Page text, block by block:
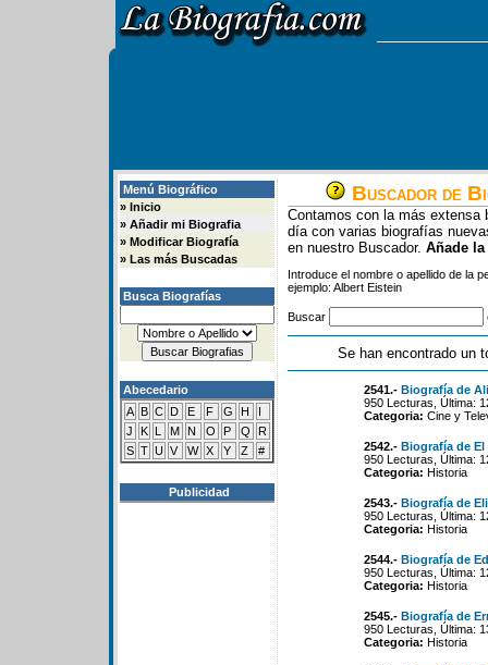
Menú Biográfico
» Inicio
» Añadir mi Biografia
» Modificar Biografía
» Las más Buscadas
Busca Biografías
Abecedario
A B C D E F G H
I
J
K L M N O P Q
R
S T U V W X Y Z #
Publicidad
Buscador de
Contamos con la más extensa
día con varias biografías
en nuestro Buscador. Añade
Introduce el nombre o apellido de la
ejemplo: Albert Eistein
Buscar
Se han encontrado un
2541.- Biografía de
950 Lecturas, Última:
Categoria: Cine y
2542.- Biografía de
950 Lecturas, Última:
Categoria: Historia
2543.- Biografía de
950 Lecturas, Última:
Categoria: Historia
2544.- Biografía de
950 Lecturas, Última:
Categoria: Historia
2545.- Biografía de
950 Lecturas, Última:
Categoria: Historia